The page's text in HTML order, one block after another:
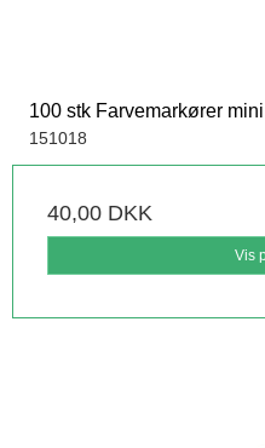
100 stk Farvemarkører
151018
40,00 DKK
Vis